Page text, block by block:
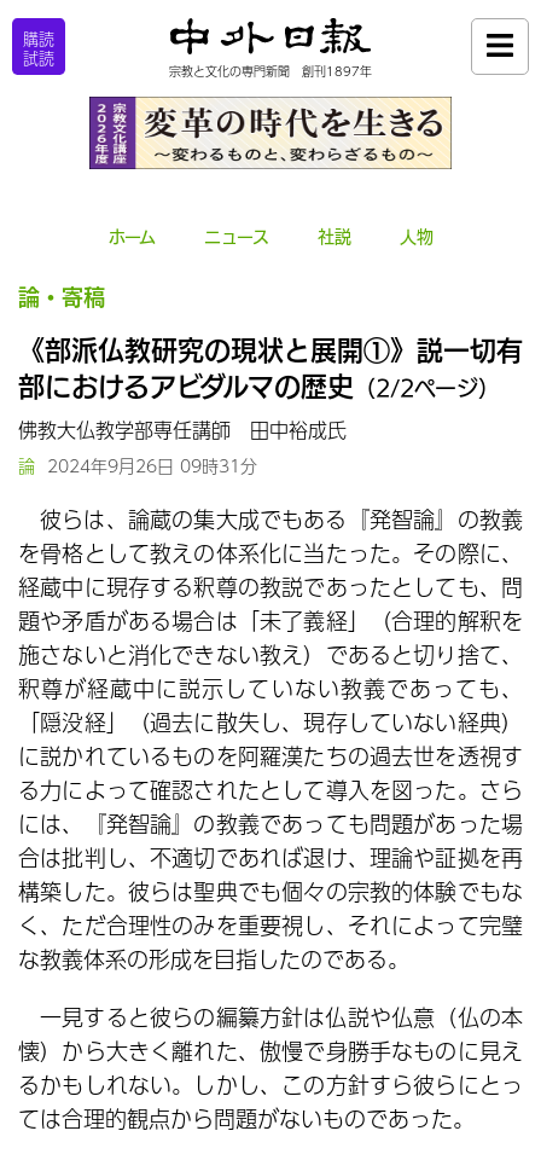
購読
試読
宗教と文化の専門新聞 創刊1897年
ホーム ニュース 社説 人物
論・寄稿
《部派仏教研究の現状と展開①》説一切有
部におけるアビダルマの歴史
（2/2ページ）
佛教大仏教学部専任講師 田中裕成氏
論 2024年9月26日 09時31分
彼らは、論蔵の集大成でもある『発智論』の教義
を骨格として教えの体系化に当たった。その際に、
経蔵中に現存する釈尊の教説であったとしても、問
題や矛盾がある場合は「未了義経」（合理的解釈を
施さないと消化できない教え）であると切り捨て、
釈尊が経蔵中に説示していない教義であっても、
「隠没経」（過去に散失し、現存していない経典）
に説かれているものを阿羅漢たちの過去世を透視す
る力によって確認されたとして導入を図った。さら
には、『発智論』の教義であっても問題があった場
合は批判し、不適切であれば退け、理論や証拠を再
構築した。彼らは聖典でも個々の宗教的体験でもな
く、ただ合理性のみを重要視し、それによって完璧
な教義体系の形成を目指したのである。
一見すると彼らの編纂方針は仏説や仏意（仏の本
懐）から大きく離れた、傲慢で身勝手なものに見え
るかもしれない。しかし、この方針すら彼らにとっ
ては合理的観点から問題がないものであった。